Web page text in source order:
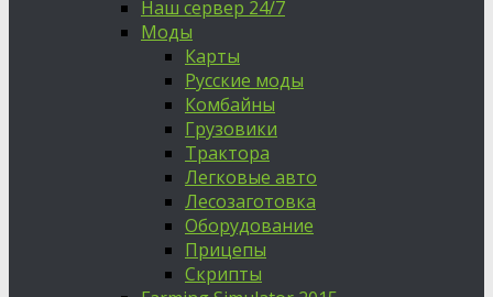
Наш сервер 24/7
Моды
Карты
Русские моды
Комбайны
Грузовики
Трактора
Легковые авто
Лесозаготовка
Оборудование
Прицепы
Скрипты